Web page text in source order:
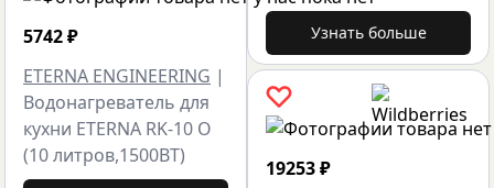
5742₽
ETERNA ENGINEERING |
Водонагреватель для
кухни ETERNA RK-10 O
(10 литров,1500ВТ)
Узнать больше
19253₽